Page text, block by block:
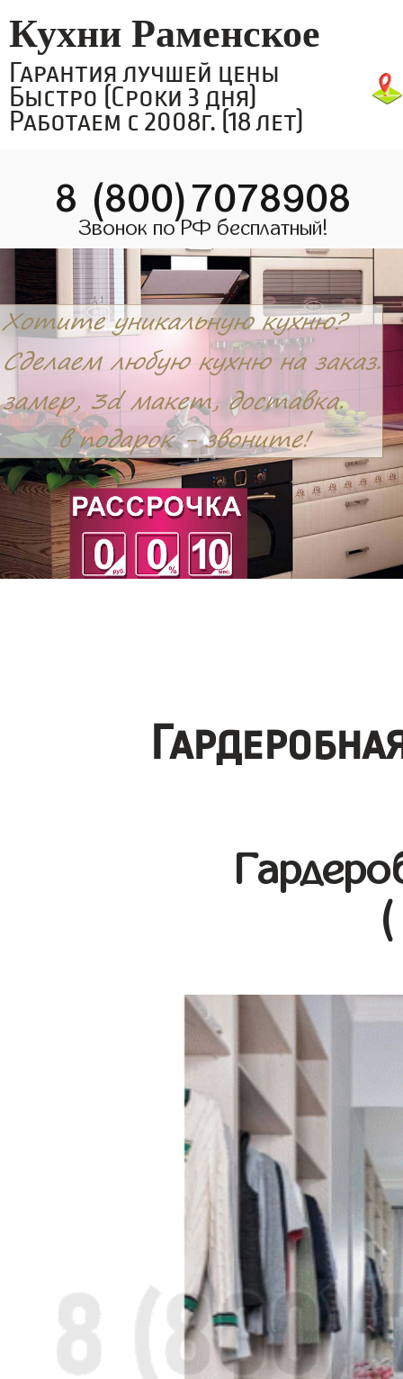
Кухни Раменское
Гарантия лучшей цены
Быстро (Сроки 3 дня)
Работаем с 2008г. (18 лет)
8 (800)7078908
Звонок по РФ бесплатный!